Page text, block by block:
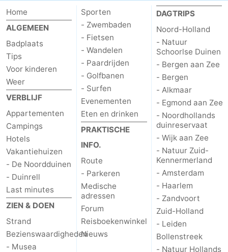
-
Speeltuinen
-
Binnenspeeltuinen
-
centra
Dorpen
&
Steden
Natuur
Sporten
-
Zwembaden
-
Fietsen
Home
ALGEMEEN
Badplaats
Tips
Voor kinderen
Weer
VERBLIJF
Appartementen
Campings
Hotels
Vakantiehuizen
- De Noordduinen
- Duinrell
Last minutes
ZIEN & DOEN
Strand
Bezienswaardigheden
- Musea
Sporten
- Zwembaden
- Fietsen
- Wandelen
- Paardrijden
- Golfbanen
- Surfen
Evenementen
Eten en drinken
PRAKTISCHE
INFO.
Route
- Parkeren
Medische
adressen
Forum
Reisboekenwinkel
Nieuws
DAGTRIPS
Noord-Holland
- Natuur
Schoorlse Duinen
- Bergen aan Zee
- Bergen
- Alkmaar
- Egmond aan Zee
- Noordhollands
duinreservaat
- Wijk aan Zee
- Natuur Zuid-
Kennermerland
- Amsterdam
- Haarlem
- Zandvoort
Zuid-Holland
- Leiden
Bollenstreek
- Natuur Hollands